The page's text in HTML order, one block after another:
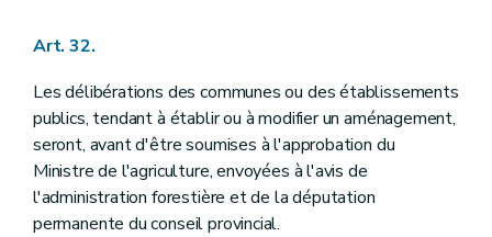
Art. 32.
Les délibérations des communes ou des établissements
publics, tendant à établir ou à modifier un aménagement,
seront, avant d'être soumises à l'approbation du
Ministre de l'agriculture, envoyées à l'avis de
l'administration forestière et de la députation
permanente du conseil provincial.